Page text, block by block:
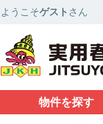
ようこそゲスト さん
物件を探す